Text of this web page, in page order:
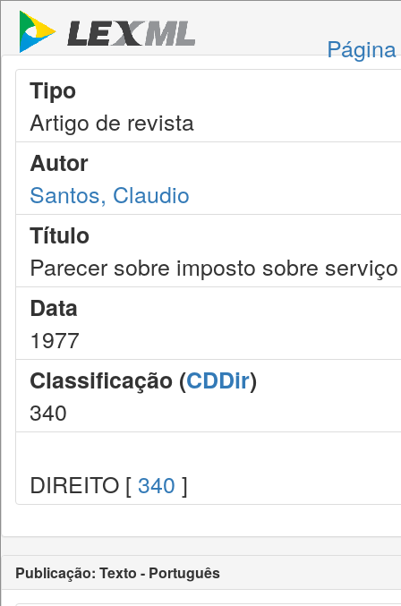
Tipo
Artigo de revista
Autor
Santos, Claudio
Título
Parecer sobre imposto sobre serviço
Data
1977
Classificação (CDDir)
340
DIREITO [ 340 ]
Publicação: Texto - Português